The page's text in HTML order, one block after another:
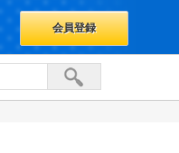
会員登録